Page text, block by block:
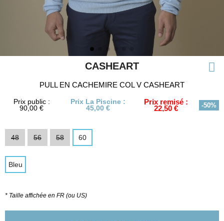
CASHEART
PULL EN CACHEMIRE COL V CASHEART
Prix public :
90,00 €
Prix La Piscine :
45,00 €
Prix remisé :
22,50 € -50%
48 56 58 60
Bleu
* Taille affichée en FR (ou US)